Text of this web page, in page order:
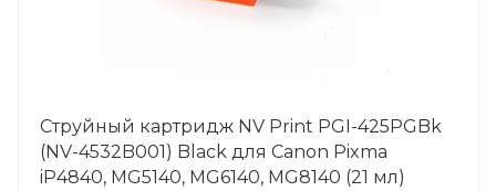
Струйный картридж NV Print PGI-425PGBk
(NV-4532B001) Black для Canon Pixma
iP4840, MG5140, MG6140, MG8140 (21 мл)